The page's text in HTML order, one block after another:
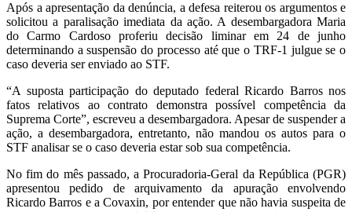
Após a apresentação da denúncia, a defesa reiterou os argumentos e
solicitou a paralisação imediata da ação. A desembargadora Maria
do Carmo Cardoso proferiu decisão liminar em 24 de junho
determinando a suspensão do processo até que o TRF-1 julgue se o
caso deveria ser enviado ao STF.
“A suposta participação do deputado federal Ricardo Barros nos
fatos relativos ao contrato demonstra possível competência da
Suprema Corte”, escreveu a desembargadora. Apesar de suspender a
ação, a desembargadora, entretanto, não mandou os autos para o
STF analisar se o caso deveria estar sob sua competência.
No fim do mês passado, a Procuradoria-Geral da República (PGR)
apresentou pedido de arquivamento da apuração envolvendo
Ricardo Barros e a Covaxin, por entender que não havia suspeita de